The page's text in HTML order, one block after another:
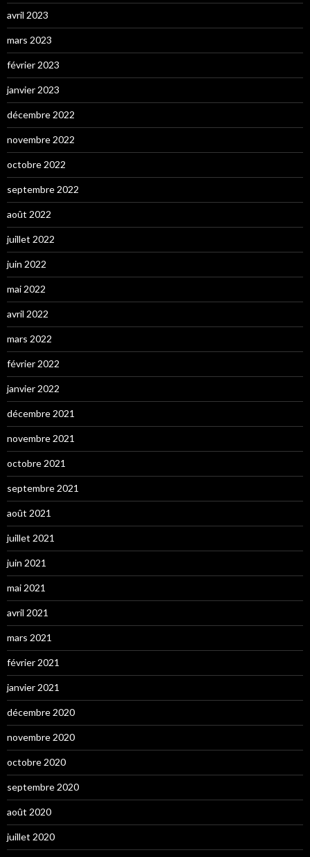
avril 2023
mars 2023
février 2023
janvier 2023
décembre 2022
novembre 2022
octobre 2022
septembre 2022
août 2022
juillet 2022
juin 2022
mai 2022
avril 2022
mars 2022
février 2022
janvier 2022
décembre 2021
novembre 2021
octobre 2021
septembre 2021
août 2021
juillet 2021
juin 2021
mai 2021
avril 2021
mars 2021
février 2021
janvier 2021
décembre 2020
novembre 2020
octobre 2020
septembre 2020
août 2020
juillet 2020